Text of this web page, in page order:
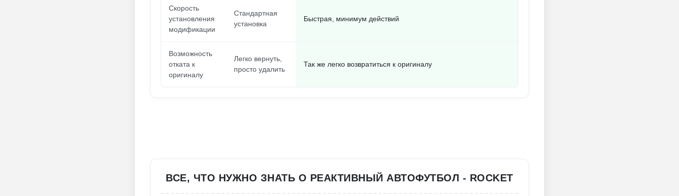
Скорость
установления
модификации
Стандартная
установка
Быстрая, минимум действий
Возможность
отката к
оригиналу
Легко вернуть,
просто удалить
Так же легко возвратиться к оригиналу
ВСЕ, ЧТО НУЖНО ЗНАТЬ О РЕАКТИВНЫЙ АВТОФУТБОЛ - ROCKET